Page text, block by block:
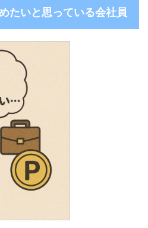
たいと思っている会社員